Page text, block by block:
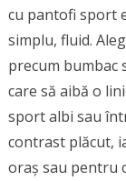
cu pantofi sport
simplu, fluid.
precum bumbac
care să aibă o
sport albi sau
contrast plăcut,
oraș sau pentru